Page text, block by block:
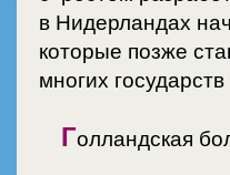
в Нидерландах
которые позже
многих
Голландская